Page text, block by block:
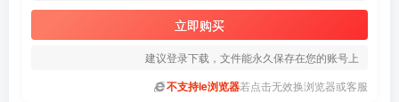
立即购买
建议登录下载，文件能永久保存在您的账号上
不支持ie浏览器若点击无效换浏览器或客服